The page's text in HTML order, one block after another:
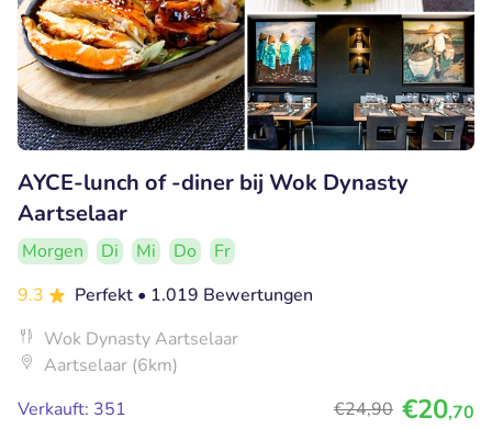
AYCE-lunch of -diner bij Wok Dynasty
Aartselaar
Morgen Di Mi Do
Fr
9.3
Perfekt • 1.019 Bewertungen
Wok Dynasty Aartselaar
Aartselaar (6km)
Verkauft: 351
€24,90 €20,70